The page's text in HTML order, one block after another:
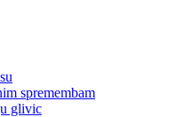
spremembam
glivic